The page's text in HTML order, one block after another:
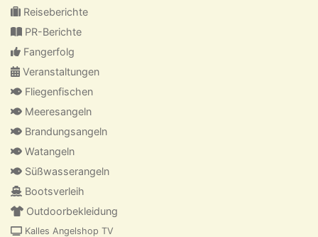
Reiseberichte
PR-Berichte
Fangerfolg
Veranstaltungen
Fliegenfischen
Meeresangeln
Brandungsangeln
Watangeln
Süßwasserangeln
Bootsverleih
Outdoorbekleidung
Kalles Angelshop TV